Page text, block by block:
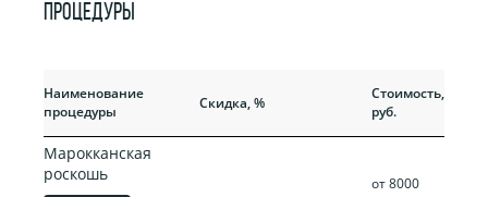
ПРОЦЕДУРЫ
Наименование
процедуры
Скидка, %
Стоимость,
руб.
Марокканская
роскошь
от 8000